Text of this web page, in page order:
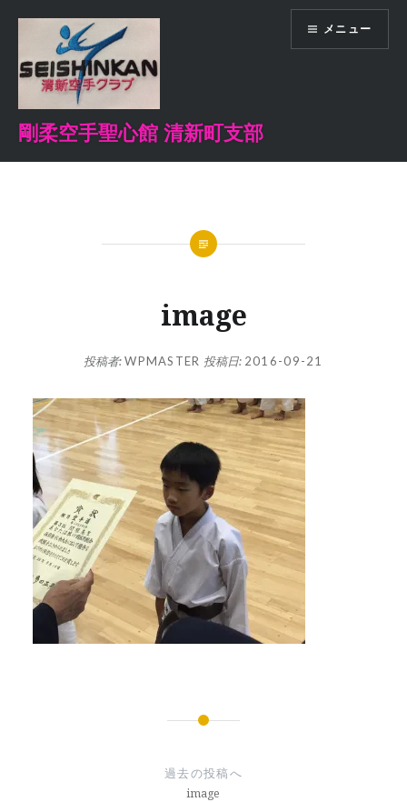
剛柔空手聖心館 清新町支部
メニュー
image
投稿者:WPMASTER 投稿日: 2016-09-21
過去の投稿へ
image